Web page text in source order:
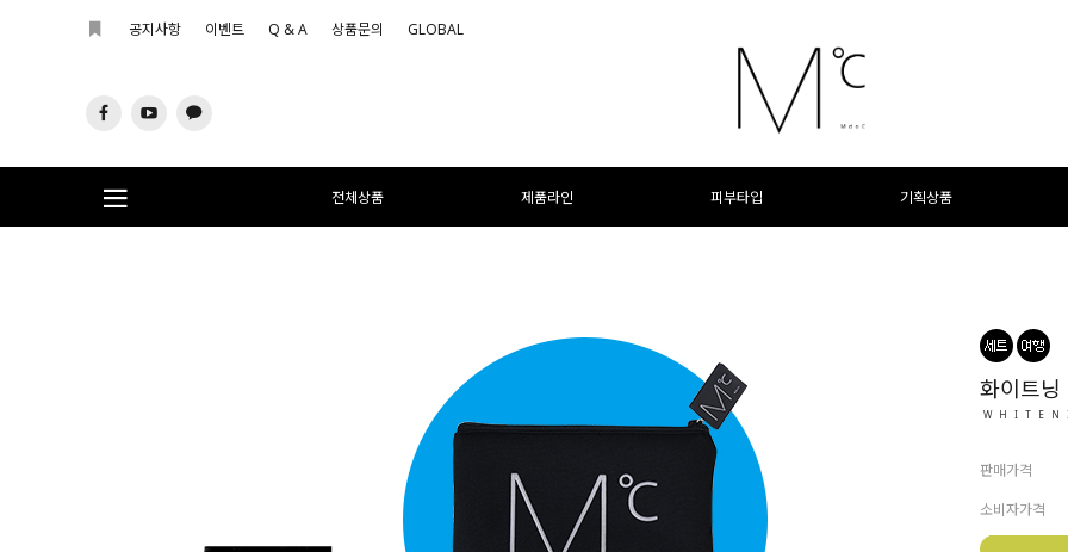
공지사항 이벤트 Q & A 상품문의 GLOBAL
전체상품 제품라인 피부타입 기획상품
화이트닝
판매가격
소비자가격